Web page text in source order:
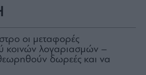
οι μεταφορές
κοινών λογαριασμών –
δωρεές και να